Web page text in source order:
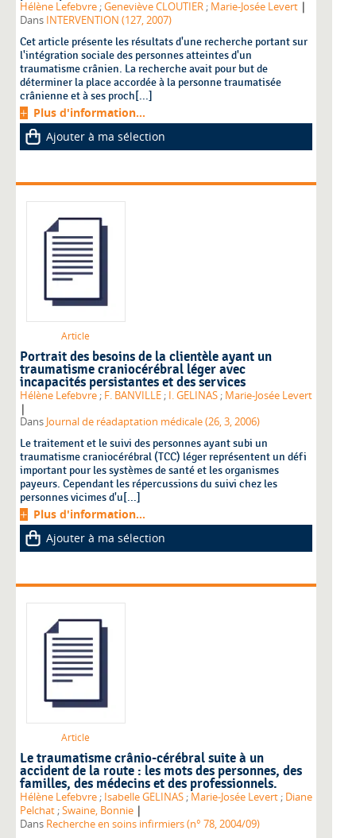
Hélène Lefebvre;Geneviève CLOUTIER; Marie-Josée Levert |
Dans INTERVENTION (127, 2007)
Cet article présente les résultats d'une recherche portant sur
l'intégration sociale des personnes atteintes d'un
traumatisme crânien. La recherche avait pour but de
déterminer la place accordée à la personne traumatisée
crânienne et à ses proch[...]
Plus d'information...
Ajouter à ma sélection
Article
Portrait des besoins de la clientèle ayant un
traumatisme craniocérébral léger avec
incapacités persistantes et des services
Hélène Lefebvre; F. BANVILLE; I. GELINAS; Marie-Josée Levert
|
DansJournal de réadaptation médicale (26, 3, 2006)
Le traitement et le suivi des personnes ayant subi un
traumatisme craniocérébral (TCC) léger représentent un défi
important pour les systèmes de santé et les organismes
payeurs. Cependant les répercussions du suivi chez les
personnes vicimes d'u[...]
Plus d'information...
Ajouter à ma sélection
Article
Le traumatisme crânio-cérébral suite à un
accident de la route : les mots des personnes, des
familles, des médecins et des professionnels.
Hélène Lefebvre; Isabelle GELINAS; Marie-Josée Levert; Diane
Pelchat;Swaine, Bonnie |
Dans Recherche en soins infirmiers (n° 78, 2004/09)